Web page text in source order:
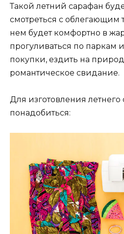
Такой летний сарафан
смотреться с облегающим
нем будет комфортно в
прогуливаться по паркам
покупки, ездить на
романтическое свидание.
Для изготовления летнего
понадобиться: